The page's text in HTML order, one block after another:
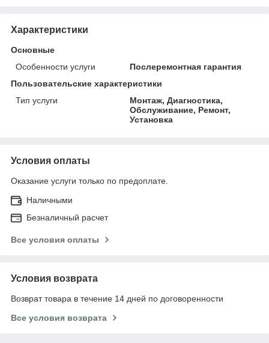
Характеристики
Основные
Особенности услуги
Послеремонтная гарантия
Пользовательские характеристики
Тип услуги
Монтаж, Диагностика,
Обслуживание, Ремонт,
Установка
Условия оплаты
Оказание услуги только по предоплате.
Наличными
Безналичный расчет
Все условия оплаты
Условия возврата
Возврат товара в течение 14 дней по договоренности
Все условия возврата